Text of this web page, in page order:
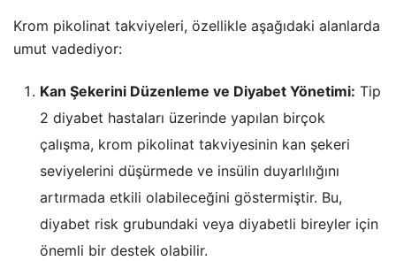
Krom pikolinat takviyeleri, özellikle aşağıdaki alanlarda
umut vadediyor:
Kan Şekerini Düzenleme ve Diyabet Yönetimi: Tip
2 diyabet hastaları üzerinde yapılan birçok
çalışma, krom pikolinat takviyesinin kan şekeri
seviyelerini düşürmede ve insülin duyarlılığını
artırmada etkili olabileceğini göstermiştir. Bu,
diyabet risk grubundaki veya diyabetli bireyler için
önemli bir destek olabilir.